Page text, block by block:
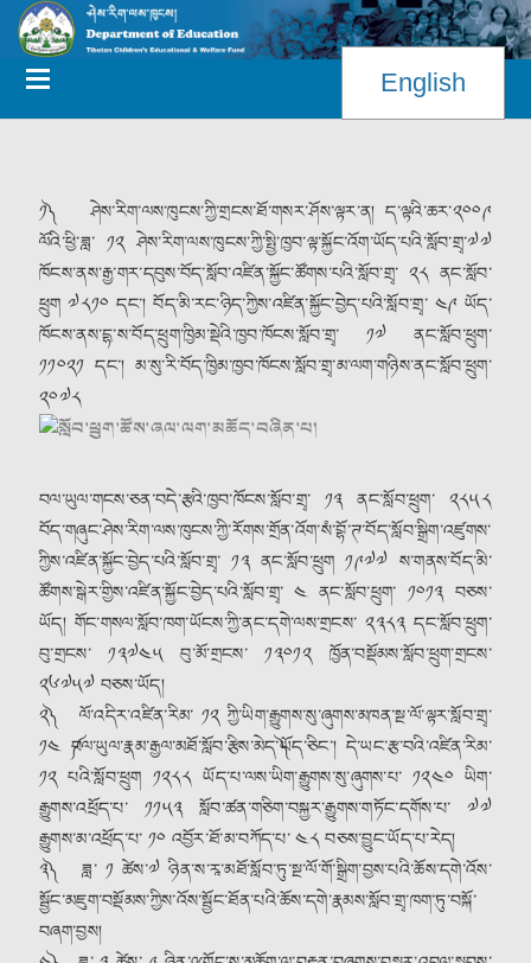
English
༡༽ ཤེས་རིག་ལས་ཁུངས་ཀྱི་གྲངས་ཐོ་གསར་ཤོས་ལྟར་ན། ད་ལྟའི་ཆར་༢༠༠༩
ལོའི་ཕྱི་ཟླ་ ༡༢ ཤེས་རིག་ལས་ཁུངས་ཀྱི་སྤྱི་ཁྱབ་ལྟ་སྐྱོང་འོག་ཡོད་པའི་སློབ་གྲྭ་༧༧
ཁོངས་ནས་རྒྱ་གར་དབུས་བོད་སློབ་འཛིན་སྐྱོང་ཚོགས་པའི་སློབ་གྲྭ་ ༢༨ ནང་སློབ་
ཕྲུག ༧༨༡༠ དང༌། བོད་མི་རང་ཉིད་ཀྱིས་འཛིན་སྐྱོང་བྱེད་པའི་སློབ་གྲྭ་ ༤༩ ཡོད་
ཁོངས་ནས་དྷ་ས་བོད་ཕྲུག་ཁྱིམ་སྡེའི་ཁྱབ་ཁོངས་སློབ་གྲྭ་ ༡༧ ནང་སློབ་ཕྲུག་
༡༡༠༢༡ དང༌། མ་སུ་རི་བོད་ཁྱིམ་ཁྱབ་ཁོངས་སློབ་གྲྭ་མ་ལག་གཉིས་ནང་སློབ་ཕྲུག་
༢༠༧༨
བལ་ཡུལ་གངས་ཅན་བདེ་རྩའི་ཁྱབ་ཁོངས་སློབ་གྲྭ་ ༡༣ ནང་སློབ་ཕྲུག་ ༢༨༥༨
བོད་གཞུང་ཤེས་རིག་ལས་ཁུངས་ཀྱི་རོགས་གྲོན་འོག་སཾ་བྷོ་ཊ་བོད་སློབ་སྒྲིག་འཛུགས་
ཀྱིས་འཛིན་སྐྱོང་བྱེད་པའི་སློབ་གྲྭ་ ༡༣ ནང་སློབ་ཕྲུག ༡༩༧༧ ས་གནས་བོད་མི་
ཚོགས་སྒེར་གྱིས་འཛིན་སྐྱོང་བྱེད་པའི་སློབ་གྲྭ་ ༤ ནང་སློབ་ཕྲུག་ ༡༠༡༣ བཅས་
ཡོད། གོང་གསལ་སློབ་ཁག་ཡོངས་ཀྱི་ནང་དགེ་ལས་གྲངས་ ༢༣༨༣ དང་སློབ་ཕྲུག་
བུ་གྲངས་ ༡༣༧༤༥ བུ་མོ་གྲངས་ ༡༣༠༡༢ ཁྱོན་བསྡོམས་སློབ་ཕྲུག་གྲངས་
༢༦༧༥༧ བཅས་ཡོད།
༢༽ ལོ་འདིར་འཛིན་རིམ་ ༡༢ ཀྱི་ཡིག་རྒྱུགས་སུ་ཞུགས་མཁན་སྔ་ལོ་ལྟར་སློབ་གྲྭ་
༡༤ ༼བལ་ཡུལ་རྣམ་རྒྱལ་མཐོ་སློབ་རྩིས་མེད་༽ཡོད་ཅིང༌། དེ་ཡང་རྩ་བའི་འཛིན་རིམ་
༡༢ པའི་སློབ་ཕྲུག ༡༢༨༨ ཡོད་པ་ལས་ཡིག་རྒྱུགས་སུ་ཞུགས་པ་ ༡༢༤༠ ཡིག་
རྒྱུགས་འཕྲོད་པ་ ༡༡༥༣ སློབ་ཚན་གཅིག་བསྐྱར་རྒྱུགས་གཏོང་དགོས་པ་ ༧༧
རྒྱུགས་མ་འཕྲོད་པ་ ༡༠ འབྱོར་ཐོ་མ་བཀོད་པ་ ༤༨ བཅས་བྱུང་ཡོད་པ་རེད།
༣༽ ཟླ་ ༡ ཚེས་༧ ཉིན་ས་རཱ་མཐོ་སློབ་ཏུ་སྔ་ལོ་གོ་སྒྲིག་བྱས་པའི་ཆོས་དགེ་འོས་
སྦྱོང་མཇུག་བསྡོམས་ཀྱིས་འོས་སྦྱོང་ཐོན་པའི་ཆོས་དགེ་རྣམས་སློབ་གྲྭ་ཁག་ཏུ་བསྐོ་
བཞག་བྱས།